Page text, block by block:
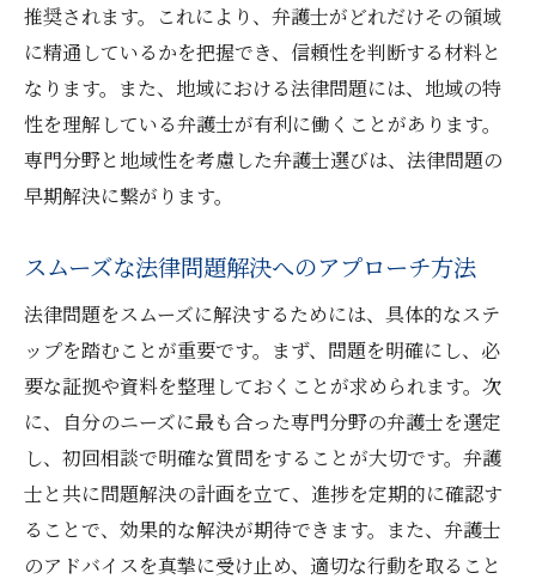
推奨されます。これにより、弁護士がどれだけその領域
に精通しているかを把握でき、信頼性を判断する材料と
なります。また、地域における法律問題には、地域の特
性を理解している弁護士が有利に働くことがあります。
専門分野と地域性を考慮した弁護士選びは、法律問題の
早期解決に繋がります。
スムーズな法律問題解決へのアプローチ方法
法律問題をスムーズに解決するためには、具体的なステ
ップを踏むことが重要です。まず、問題を明確にし、必
要な証拠や資料を整理しておくことが求められます。次
に、自分のニーズに最も合った専門分野の弁護士を選定
し、初回相談で明確な質問をすることが大切です。弁護
士と共に問題解決の計画を立て、進捗を定期的に確認す
ることで、効果的な解決が期待できます。また、弁護士
のアドバイスを真摯に受け止め、適切な行動を取ること